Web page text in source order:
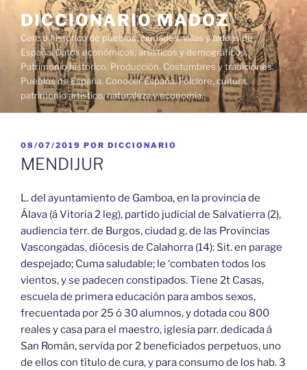
contenido
DICCIONARIO MADOZ
Censo histórico de pueblos, ciudades, villas y aldeas de
España. Datos económicos, artísticos y demográficos.
Patrimonio histórico. Producción. Costumbres y tradiciones.
Pueblos de España. Conocer España. Folclore, cultura,
patrimonio artístico, naturaleza y economía.
PUBLICADO
EL
08/07/2019 POR DICCIONARIO
MENDIJUR
L. del ayuntamiento de Gamboa, en la provincia de
Álava (á Vitoria 2 leg), partido judicial de Salvatierra (2),
audiencia terr. de Burgos, ciudad g. de las Provincias
Vascongadas, diócesis de Calahorra (14): Sit. en parage
despejado; Cuma saludable; le ‘combaten todos los
vientos, y se padecen constipados. Tiene 2t Casas,
escuela de primera educación para ambos sexos,
frecuentada por 25 ó 30 alumnos, y dotada cou 800
reales y casa para el maestro, iglesia parr. dedicada á
San Román, servida por 2 beneficiados perpetuos, uno
de ellos con título de cura, y para consumo de los hab. 3